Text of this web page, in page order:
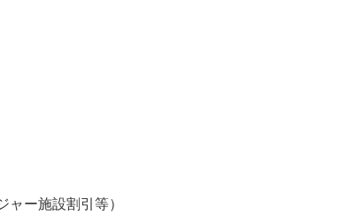
ー施設割引等）